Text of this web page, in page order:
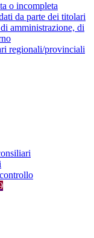
o incompleta
da parte dei titolari
amministrazione, di
regionali/provinciali